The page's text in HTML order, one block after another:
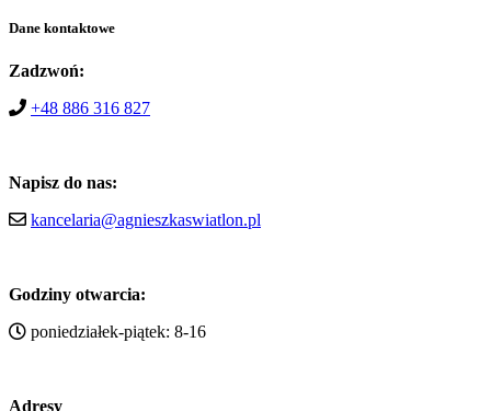
Dane kontaktowe
Zadzwoń:
+48 886 316 827
Napisz do nas:
kancelaria@agnieszkaswiatlon.pl
Godziny otwarcia:
poniedziałek-piątek: 8-16
Adresy